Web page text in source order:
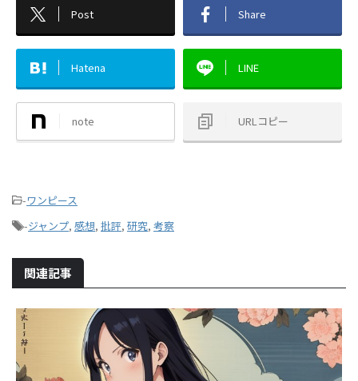
Post Share
Hatena LINE
note URLコピー
-ワンピース
-ジャンプ, 感想, 批評, 研究, 考察
関連記事